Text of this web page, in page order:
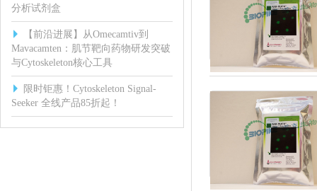
分析试剂盒
【前沿进展】从Omecamtiv到
Mavacamten：肌节靶向药物研发突破
与Cytoskeleton核心工具
限时钜惠！Cytoskeleton Signal-
Seeker 全线产品85折起！